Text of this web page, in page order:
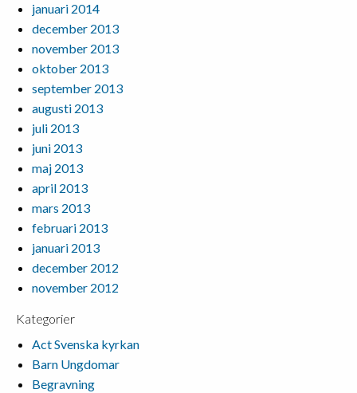
januari 2014
december 2013
november 2013
oktober 2013
september 2013
augusti 2013
juli 2013
juni 2013
maj 2013
april 2013
mars 2013
februari 2013
januari 2013
december 2012
november 2012
Kategorier
Act Svenska kyrkan
Barn Ungdomar
Begravning